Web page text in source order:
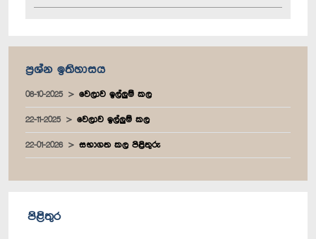
ප්‍රශ්න ඉතිහාසය
08-10-2025 වෙලාව ඉල්ලුම් කල
22-11-2025 වෙලාව ඉල්ලුම් කල
22-01-2026 සභාගත කල පිළිතුරු
පිළිතුර